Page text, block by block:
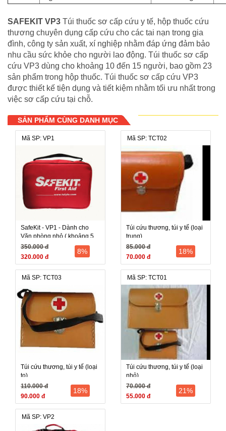
SAFEKIT VP3 Túi thuốc sơ cấp cứu y tế, hộp thuốc cứu
thương chuyên dụng cấp cứu cho các tai nạn trong gia
đình, công ty sản xuất, xí nghiệp nhằm đáp ứng đảm bảo
nhu cầu sức khỏe cho người lao động. Túi thuốc sơ cấp
cứu VP3 dùng cho khoảng 10 đến 15 người, bao gồm 23
sản phẩm trong hộp thuốc. Túi thuốc sơ cấp cứu VP3
được thiết kế tiện dụng và tiết kiệm nhằm tối ưu nhất trong
việc sơ cấp cứu tại chỗ.
SẢN PHẨM CÙNG DANH MỤC
Mã SP: VP1
SafeKit - VP1 - Dành cho
Văn phòng nhỏ ( khoảng 5
người)
350.000 đ
320.000 đ
8%
Mã SP: TCT02
Túi cứu thương, túi y tế (loại
trung)
85.000 đ
70.000 đ
18%
Mã SP: TCT03
Túi cứu thương, túi y tế (loại
to)
110.000 đ
90.000 đ
18%
Mã SP: TCT01
Túi cứu thương, túi y tế (loại
nhỏ)
70.000 đ
55.000 đ
21%
Mã SP: VP2